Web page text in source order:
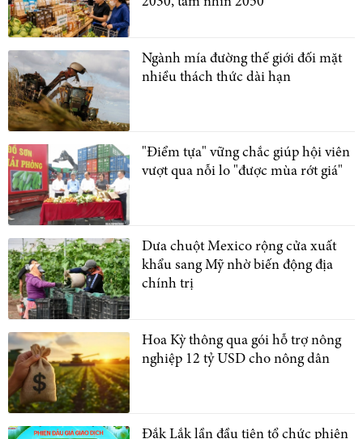
Ngành mía đường thế giới đối mặt
nhiều thách thức dài hạn
"Điểm tựa" vững chắc giúp hội viên
vượt qua nỗi lo "được mùa rớt giá"
Dưa chuột Mexico rộng cửa xuất
khẩu sang Mỹ nhờ biến động địa
chính trị
Hoa Kỳ thông qua gói hỗ trợ nông
nghiệp 12 tỷ USD cho nông dân
Đắk Lắk lần đầu tiên tổ chức phiên